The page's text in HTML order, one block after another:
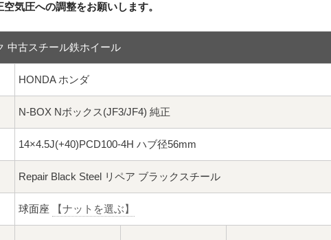
気圧への調整をお願いします。
中古スチール鉄ホイール
HONDA ホンダ
N-BOX Nボックス(JF3/JF4) 純正
14×4.5J(+40)PCD100-4H ハブ径56mm
Repair Black Steel リペア ブラックスチール
球面座 【ナットを選ぶ】